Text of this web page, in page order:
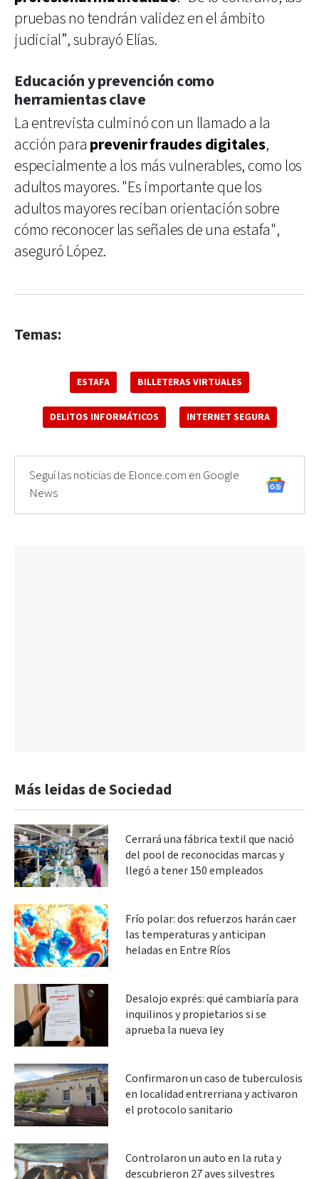
pruebas no tendrán validez en el ámbito
judicial”, subrayó Elías.
Educación y prevención como
herramientas clave
La entrevista culminó con un llamado a la
acción para prevenir fraudes digitales,
especialmente a los más vulnerables, como los
adultos mayores. "Es importante que los
adultos mayores reciban orientación sobre
cómo reconocer las señales de una estafa",
aseguró López.
Temas:
ESTAFA BILLETERAS VIRTUALES
DELITOS INFORMÁTICOS INTERNET SEGURA
Seguí las noticias de Elonce.com en Google
News
Más leidas de Sociedad
Cerrará una fábrica textil que nació
del pool de reconocidas marcas y
llegó a tener 150 empleados
Frío polar: dos refuerzos harán caer
las temperaturas y anticipan
heladas en Entre Ríos
Desalojo exprés: qué cambiaría para
inquilinos y propietarios si se
aprueba la nueva ley
Confirmaron un caso de tuberculosis
en localidad entrerriana y activaron
el protocolo sanitario
Controlaron un auto en la ruta y
descubrieron 27 aves silvestres